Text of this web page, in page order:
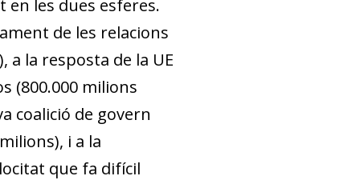
les dues esferes.
de les relacions
a la resposta de la UE
(800.000 milions
coalició de govern
i a la
que fa difícil